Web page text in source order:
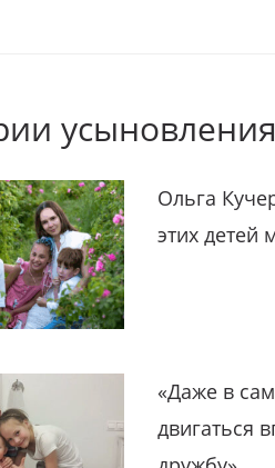
усыновления
Ольга
этих детей
«Даже в
двигаться